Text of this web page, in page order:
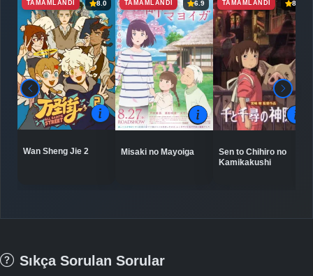
TAMAMLANDI 8.0
Wan Sheng Jie 2
TAMAMLANDI 6.9
Misaki no Mayoiga
TAMAMLANDI 8.8
Sen to Chihiro no
Kamikakushi
Sıkça Sorulan Sorular